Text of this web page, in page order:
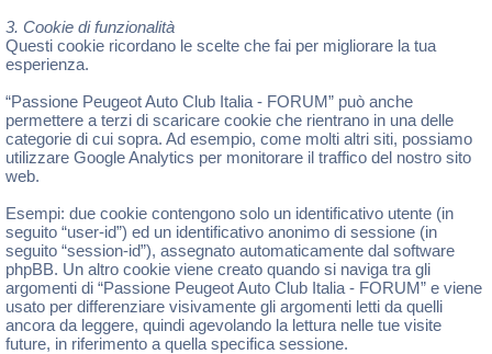
3. Cookie di funzionalità
Questi cookie ricordano le scelte che fai per migliorare la tua
esperienza.
“Passione Peugeot Auto Club Italia - FORUM” può anche
permettere a terzi di scaricare cookie che rientrano in una delle
categorie di cui sopra. Ad esempio, come molti altri siti, possiamo
utilizzare Google Analytics per monitorare il traffico del nostro sito
web.
Esempi: due cookie contengono solo un identificativo utente (in
seguito “user-id”) ed un identificativo anonimo di sessione (in
seguito “session-id”), assegnato automaticamente dal software
phpBB. Un altro cookie viene creato quando si naviga tra gli
argomenti di “Passione Peugeot Auto Club Italia - FORUM” e viene
usato per differenziare visivamente gli argomenti letti da quelli
ancora da leggere, quindi agevolando la lettura nelle tue visite
future, in riferimento a quella specifica sessione.